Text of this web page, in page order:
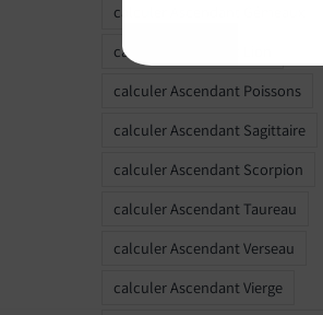
calculer Ascendant Gémeaux
calculer Ascendant Lion
calculer Ascendant Poissons
calculer Ascendant Sagittaire
calculer Ascendant Scorpion
calculer Ascendant Taureau
calculer Ascendant Verseau
calculer Ascendant Vierge